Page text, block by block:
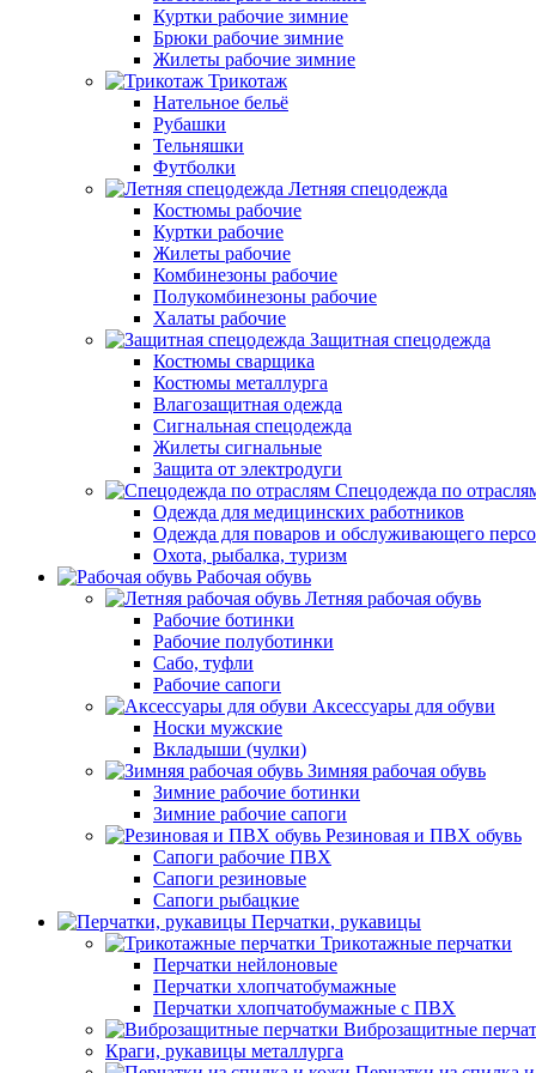
Куртки рабочие зимние
Брюки рабочие зимние
Жилеты рабочие зимние
Трикотаж
Нательное бельё
Рубашки
Тельняшки
Футболки
Летняя спецодежда
Костюмы рабочие
Куртки рабочие
Жилеты рабочие
Комбинезоны рабочие
Полукомбинезоны рабочие
Халаты рабочие
Защитная спецодежда
Костюмы сварщика
Костюмы металлурга
Влагозащитная одежда
Сигнальная спецодежда
Жилеты сигнальные
Защита от электродуги
Спецодежда по
Одежда для медицинских работников
Одежда для поваров и обслуживающего
Охота, рыбалка, туризм
Рабочая обувь
Летняя рабочая обувь
Рабочие ботинки
Рабочие полуботинки
Сабо, туфли
Рабочие сапоги
Аксессуары для обуви
Носки мужские
Вкладыши (чулки)
Зимняя рабочая обувь
Зимние рабочие ботинки
Зимние рабочие сапоги
Резиновая и ПВХ обувь
Сапоги рабочие ПВХ
Сапоги резиновые
Сапоги рыбацкие
Перчатки, рукавицы
Трикотажные перчатки
Перчатки нейлоновые
Перчатки хлопчатобумажные
Перчатки хлопчатобумажные с ПВХ
Виброзащитные
Краги, рукавицы металлурга